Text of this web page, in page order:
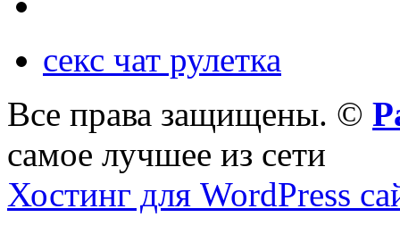
секс чат рулетка
Все права защищены. ©
самое лучшее из сети
Хостинг для WordPress